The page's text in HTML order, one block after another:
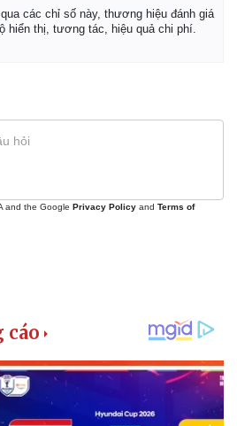
Phân tích
các chỉ số này, thương hiệu đánh giá
hiển thị, tương tác, hiệu quả chi phí.
and the Google Privacy Policy and Terms of